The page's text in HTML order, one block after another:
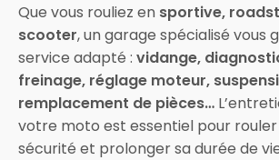
Que vous rouliez en sportive,
scooter, un garage spécialisé vous
service adapté : vidange,
freinage, réglage moteur,
remplacement de pièces…
votre moto est essentiel pour
sécurité et prolonger sa durée de